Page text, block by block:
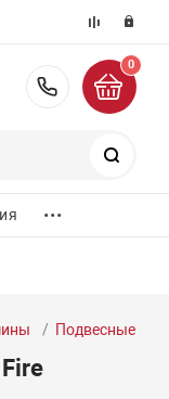
8 (800)
0
...
Подвесные